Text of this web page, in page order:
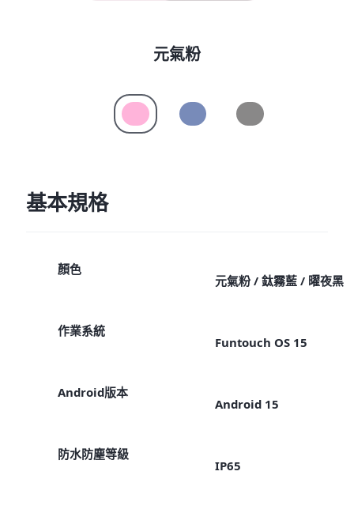
元氣粉
基本規格
顏色
元氣粉 / 鈦霧藍 / 曜夜黑
作業系統
Funtouch OS 15
Android版本
Android 15
防水防塵等級
IP65